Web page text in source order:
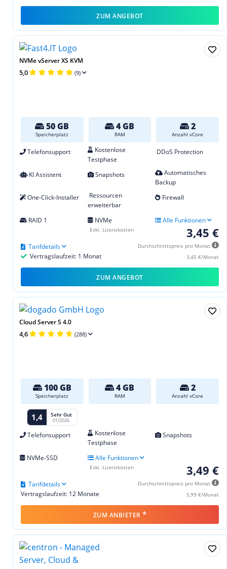
ZUM ANGEBOT
NVMe vServer XS KVM
5,0 (9)
50 GB
Speicherplatz
4 GB
RAM
2
Anzahl vCore
Telefonsupport
Kostenlose
Testphase
DDoS Protection
KI Assistent Snapshots
Automatisches
Backup
One-Click-Installer
Ressourcen
erweiterbar
Firewall
RAID 1 NVMe Alle Funktionen
3,45 €
Durchschnittspreis pro Monat
3,45 €/Monat
Vertragslaufzeit: 1 Monat
Tarifdetails
Exkl. Lizenzkosten
ZUM ANGEBOT
Cloud Server S 4.0
4,6 (288)
100 GB
Speicherplatz
4 GB
RAM
2
Anzahl vCore
1,4 Sehr Gut
01/2026
Telefonsupport
Kostenlose
Testphase
Snapshots
NVMe-SSD Alle Funktionen
3,49 €
Durchschnittspreis pro Monat
5,99 €/Monat
Vertragslaufzeit: 12 Monate
Tarifdetails
Exkl. Lizenzkosten
ZUM ANBIETER *